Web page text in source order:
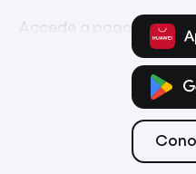
Accede a pagos,